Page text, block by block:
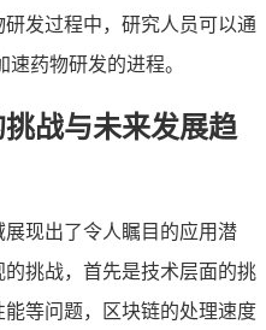
发过程中，研究人员可以通
药物研发的进程。
战与未来发展趋
现出了令人瞩目的应用潜
挑战，首先是技术层面的挑
等问题，区块链的处理速度